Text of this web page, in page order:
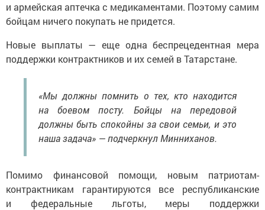
и армейская аптечка с медикаментами. Поэтому самим
бойцам ничего покупать не придется.
Новые выплаты — еще одна беспрецедентная мера
поддержки контрактников и их семей в Татарстане.
«Мы должны помнить о тех, кто находится
на боевом посту. Бойцы на передовой
должны быть спокойны за свои семьи, и это
наша задача» — подчеркнул Минниханов.
Помимо финансовой помощи, новым патриотам-
контрактникам гарантируются все республиканские
и федеральные льготы, меры поддержки